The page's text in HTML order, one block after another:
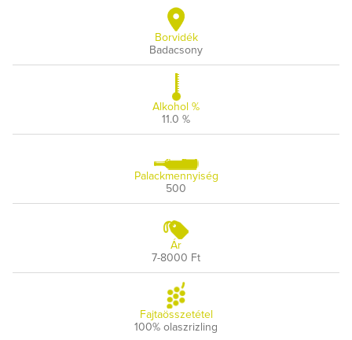
Borvidék
Badacsony
Alkohol %
11.0 %
Palackmennyiség
500
Ár
7-8000 Ft
Fajtaösszetétel
100% olaszrizling